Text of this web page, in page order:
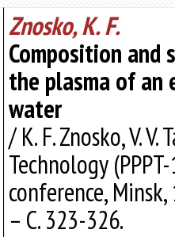
Znosko, K. F.
Composition
the plasma of
water
/ K. F. Znosko, V.
Technology
conference,
– С. 323-326.